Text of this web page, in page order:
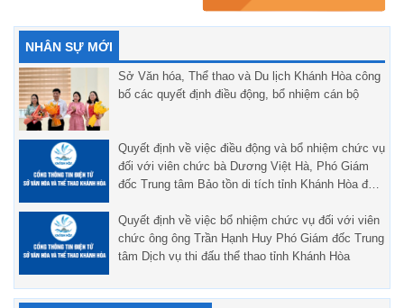
NHÂN SỰ MỚI
Sở Văn hóa, Thể thao và Du lịch Khánh Hòa công
bố các quyết định điều động, bổ nhiệm cán bộ
Quyết định về việc điều động và bổ nhiệm chức vụ
đối với viên chức bà Dương Việt Hà, Phó Giám
đốc Trung tâm Bảo tồn di tích tỉnh Khánh Hòa đến
Đoàn ca múa nhạc Hải Đăng tỉnh Khánh Hòa.
Quyết định về việc bổ nhiệm chức vụ đối với viên
chức ông ông Trần Hạnh Huy Phó Giám đốc Trung
tâm Dịch vụ thi đấu thể thao tỉnh Khánh Hòa